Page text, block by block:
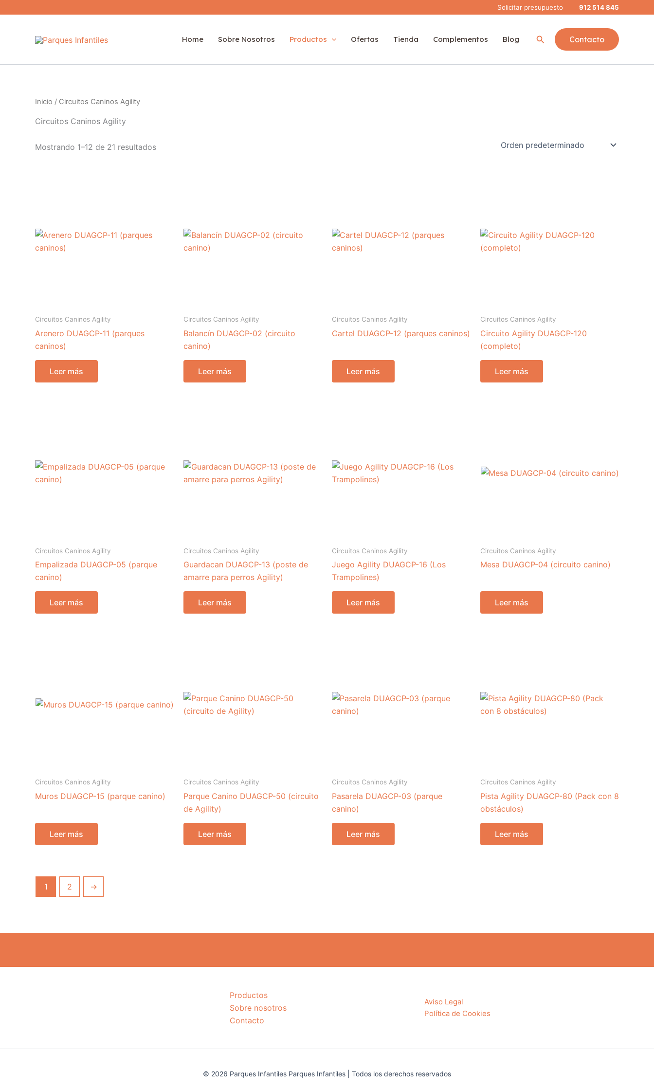
Solicitar presupuesto 912 514 845
Home Sobre Nosotros Productos Ofertas Tienda Complementos Blog Buscar Contacto
Inicio / Circuitos Caninos Agility
Circuitos Caninos Agility
Mostrando 1–12 de 21 resultados
Circuitos Caninos Agility
Arenero DUAGCP-11 (parques
caninos)
Leer más
Circuitos Caninos Agility
Balancín DUAGCP-02 (circuito
canino)
Leer más
Circuitos Caninos Agility
Cartel DUAGCP-12 (parques caninos)
Leer más
Circuitos Caninos Agility
Circuito Agility DUAGCP-120
(completo)
Leer más
Circuitos Caninos Agility
Empalizada DUAGCP-05 (parque
canino)
Leer más
Circuitos Caninos Agility
Guardacan DUAGCP-13 (poste de
amarre para perros Agility)
Leer más
Circuitos Caninos Agility
Juego Agility DUAGCP-16 (Los
Trampolines)
Leer más
Circuitos Caninos Agility
Mesa DUAGCP-04 (circuito canino)
Leer más
Circuitos Caninos Agility
Muros DUAGCP-15 (parque canino)
Leer más
Circuitos Caninos Agility
Parque Canino DUAGCP-50 (circuito
de Agility)
Leer más
Circuitos Caninos Agility
Pasarela DUAGCP-03 (parque
canino)
Leer más
Circuitos Caninos Agility
Pista Agility DUAGCP-80 (Pack con 8
obstáculos)
Leer más
1 2 →
Productos
Sobre nosotros
Contacto
Aviso Legal
Política de Cookies
© 2026 Parques Infantiles Parques Infantiles | Todos los derechos reservados